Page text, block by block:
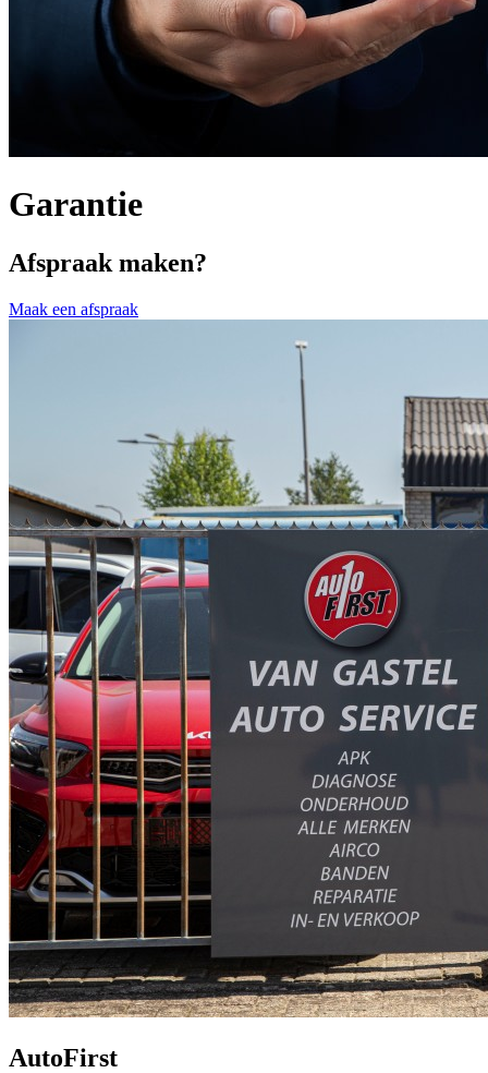
Garantie
Afspraak maken?
Maak een afspraak
AutoFirst